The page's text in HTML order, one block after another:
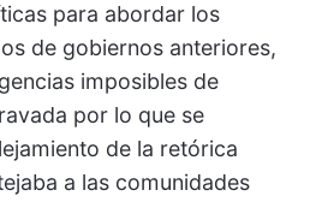
para abordar los
de gobiernos anteriores,
imposibles de
por lo que se
de la retórica
a las comunidades